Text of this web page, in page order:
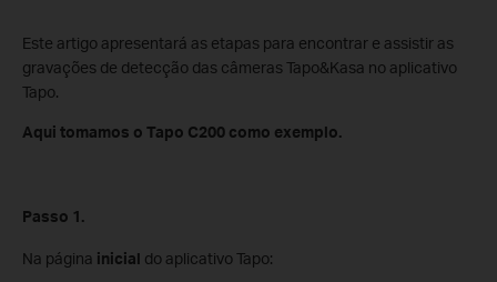
Este artigo apresentará as etapas para encontrar e assistir as
gravações de detecção das câmeras Tapo&Kasa no aplicativo
Tapo.
Aqui tomamos o Tapo C200 como exemplo.
Passo 1.
Na página inicial do aplicativo Tapo: